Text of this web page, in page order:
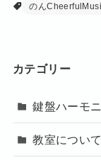
のん
カテゴリー
鍵盤ハーモ
教室について